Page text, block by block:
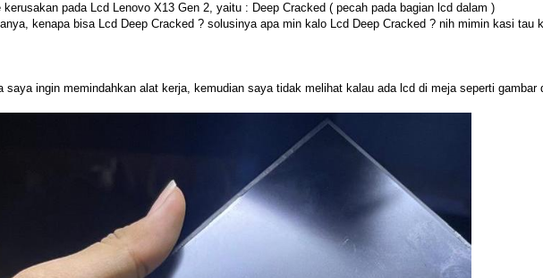
kerusakan pada Lcd Lenovo X13 Gen 2, yaitu : Deep Cracked ( pecah pada bagian lcd dalam )
kenapa bisa Lcd Deep Cracked ? solusinya apa min kalo Lcd Deep Cracked ? nih mimin kasi tau
saya ingin memindahkan alat kerja, kemudian saya tidak melihat kalau ada lcd di meja seperti gambar